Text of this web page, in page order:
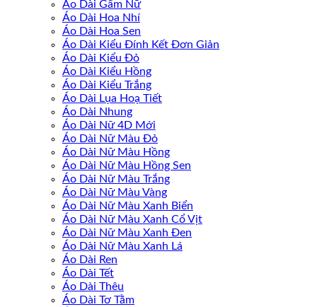
Áo Dài Gấm Nữ
Áo Dài Hoa Nhí
Áo Dài Hoa Sen
Áo Dài Kiểu Đính Kết Đơn Giản
Áo Dài Kiểu Đỏ
Áo Dài Kiểu Hồng
Áo Dài Kiểu Trắng
Áo Dài Lụa Hoạ Tiết
Áo Dài Nhung
Áo Dài Nữ 4D Mới
Áo Dài Nữ Màu Đỏ
Áo Dài Nữ Màu Hồng
Áo Dài Nữ Màu Hồng Sen
Áo Dài Nữ Màu Trắng
Áo Dài Nữ Màu Vàng
Áo Dài Nữ Màu Xanh Biển
Áo Dài Nữ Màu Xanh Cổ Vịt
Áo Dài Nữ Màu Xanh Đen
Áo Dài Nữ Màu Xanh Lá
Áo Dài Ren
Áo Dài Tết
Áo Dài Thêu
Áo Dài Tơ Tằm